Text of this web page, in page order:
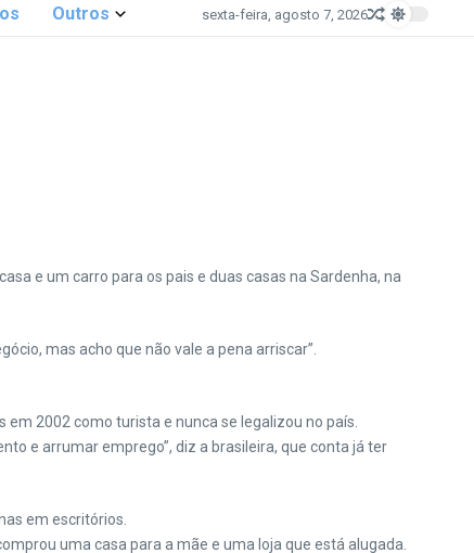
Outros sexta-feira, agosto 7, 2026
e um carro para os pais e duas casas na Sardenha, na
mas acho que não vale a pena arriscar”.
2002 como turista e nunca se legalizou no país.
e arrumar emprego”, diz a brasileira, que conta já ter
em escritórios.
uma casa para a mãe e uma loja que está alugada.